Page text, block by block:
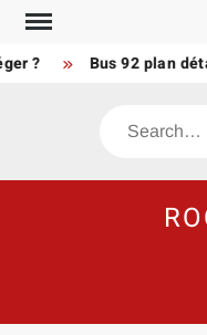
Skip
content
? Bus 92 plan
Search